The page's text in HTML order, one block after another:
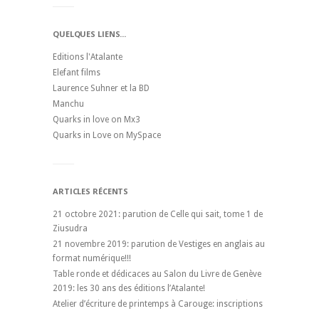
QUELQUES LIENS...
Editions l'Atalante
Elefant films
Laurence Suhner et la BD
Manchu
Quarks in love on Mx3
Quarks in Love on MySpace
ARTICLES RÉCENTS
21 octobre 2021: parution de Celle qui sait, tome 1 de
Ziusudra
21 novembre 2019: parution de Vestiges en anglais au
format numérique!!!
Table ronde et dédicaces au Salon du Livre de Genève
2019: les 30 ans des éditions l’Atalante!
Atelier d’écriture de printemps à Carouge: inscriptions